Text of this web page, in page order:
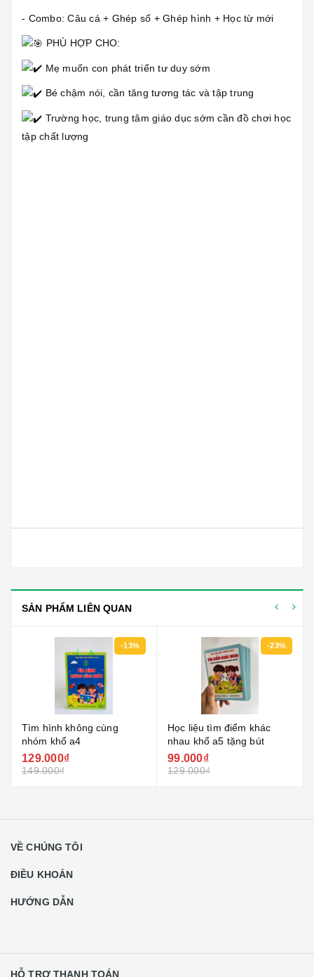
- Combo: Câu cá + Ghép số + Ghép hình + Học từ mới
PHÙ HỢP CHO:
Mẹ muốn con phát triển tư duy sớm
Bé chậm nói, cần tăng tương tác và tập trung
Trường học, trung tâm giáo dục sớm cần đồ chơi học
tập chất lượng
SẢN PHẨM LIÊN QUAN
-13%
Tìm hình không cùng
nhóm khổ a4
129.000₫
149.000₫
-23%
Học liệu tìm điểm khác
nhau khổ a5 tặng bút
99.000₫
129.000₫
VỀ CHÚNG TÔI
ĐIỀU KHOẢN
HƯỚNG DẪN
HỖ TRỢ THANH TOÁN